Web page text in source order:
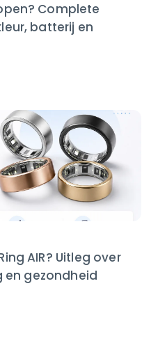
Complete
batterij en
AIR? Uitleg over
en gezondheid